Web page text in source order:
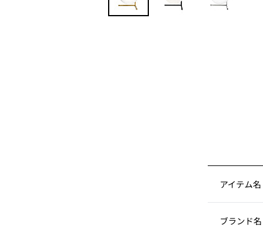
アイテム名
ブランド名